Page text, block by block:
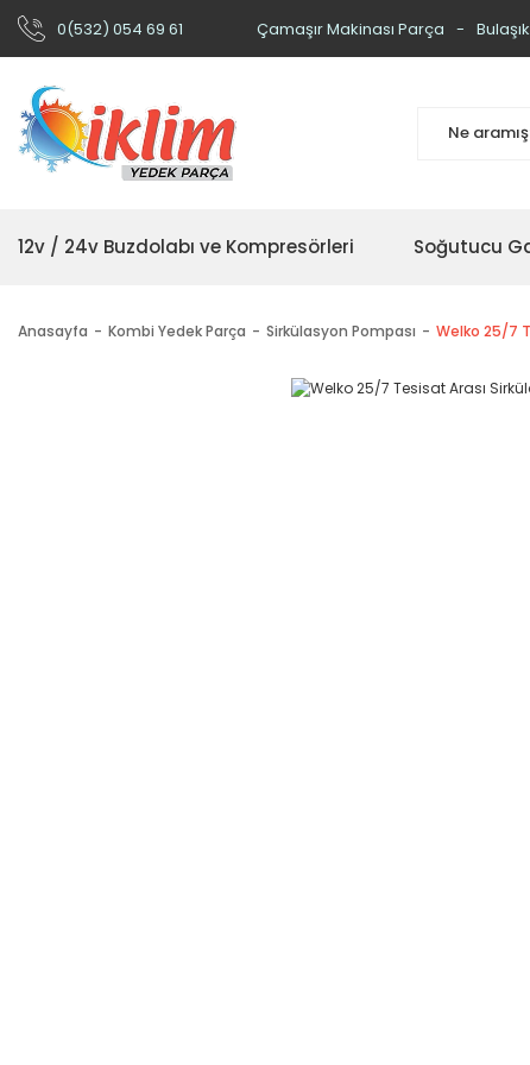
0(532) 054 69 61 Çamaşır Makinası Parça
12v / 24v Buzdolabı ve Kompresörleri Soğutucu
Anasayfa Kombi Yedek Parça Sirkülasyon Pompası Welko 25/7